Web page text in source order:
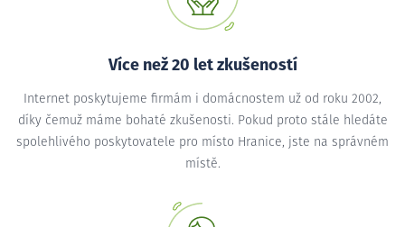
Více než 20 let zkušeností
Internet poskytujeme firmám i domácnostem už od roku 2002,
díky čemuž máme bohaté zkušenosti. Pokud proto stále hledáte
spolehlivého poskytovatele pro místo Hranice, jste na správném
místě.